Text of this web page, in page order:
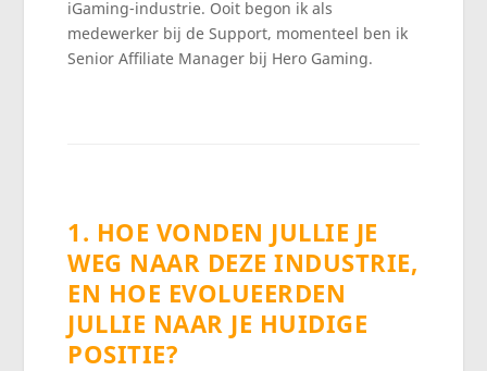
iGaming-industrie. Ooit begon ik als
medewerker bij de Support, momenteel ben ik
Senior Affiliate Manager bij Hero Gaming.
1. HOE VONDEN JULLIE JE
WEG NAAR DEZE INDUSTRIE,
EN HOE EVOLUEERDEN
JULLIE NAAR JE HUIDIGE
POSITIE?